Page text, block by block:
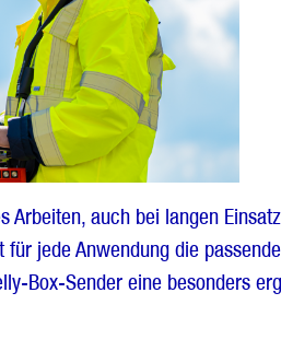
Arbeiten, auch bei langen
jede Anwendung die
Box-Sender eine besonders